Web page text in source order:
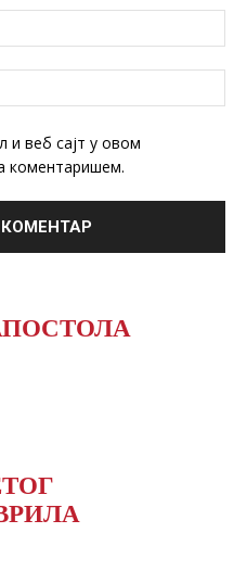
и веб сајт у овом
коментаришем.